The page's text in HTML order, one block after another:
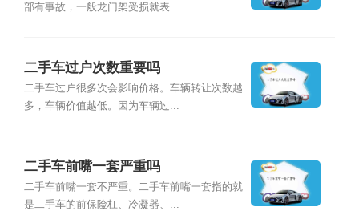
部有事故，一般龙门架受损就表...
二手车过户次数重要吗
二手车过户很多次会影响价格。车辆转让次数越
多，车辆价值越低。因为车辆过...
二手车前嘴一套严重吗
二手车前嘴一套不严重。二手车前嘴一套指的就
是二手车的前保险杠、冷凝器、...